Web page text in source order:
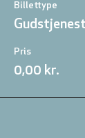
Billettype
Pris
0,00 kr.